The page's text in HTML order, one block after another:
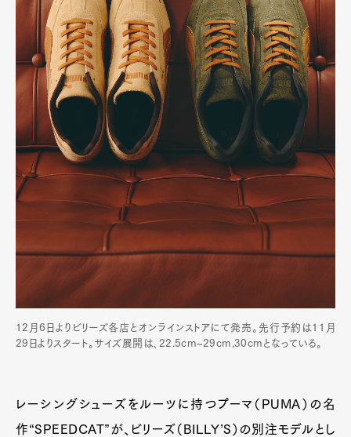
12月6日よりビリーズ各店とオンラインストアにて発売。先行予約は11月
29日よりスタート。サイズ展開は、22.5cm~29cm,30cmとなっている。
レーシングシューズをルーツに持つプーマ（PUMA）の名
作“SPEEDCAT”が、ビリーズ（BILLY’S）の別注モデルとし